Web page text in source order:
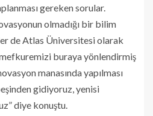
gereken sorular.
olmadığı bir bilim
de Atlas Üniversitesi olarak
buraya yönlendirmiş
manasında yapılması
gidiyoruz, yenisi
diye konuştu.